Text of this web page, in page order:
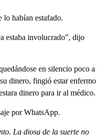
lo habían estafado.
estaba involucrado”, dijo
en silencio poco a
dinero, fingió estar enfermo
dinero para ir al médico.
por WhatsApp.
La diosa de la suerte no